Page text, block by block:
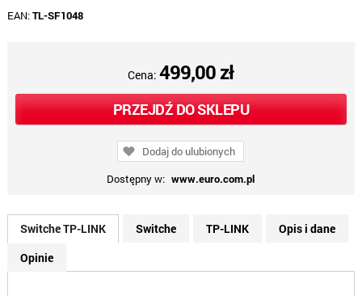
EAN:TL-SF1048
Cena:499,00 zł
PRZEJDŹ DO SKLEPU
Dodaj do ulubionych
Dostępny w: www.euro.com.pl
Switche TP-LINK Switche TP-LINK
Opis i dane
Opinie